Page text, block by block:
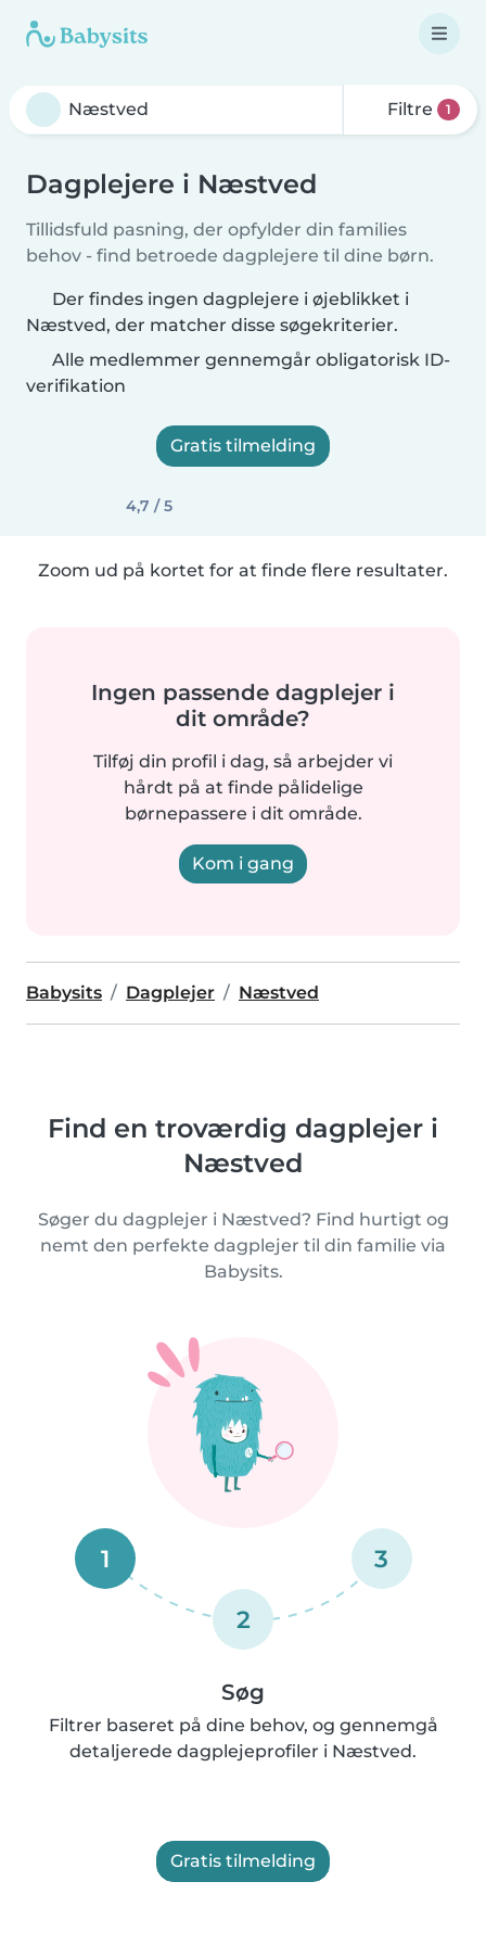
Filtre 1
Dagplejere i Næstved
Tillidsfuld pasning, der opfylder din families
behov - find betroede dagplejere til dine børn.
Der findes ingen dagplejere i øjeblikket i
Næstved, der matcher disse søgekriterier.
Alle medlemmer gennemgår obligatorisk ID-
verifikation
Gratis tilmelding
4,7 / 5
Zoom ud på kortet for at finde flere resultater.
Ingen passende dagplejer i
dit område?
Tilføj din profil i dag, så arbejder vi
hårdt på at finde pålidelige
børnepassere i dit område.
Kom i gang
Babysits Dagplejer Næstved
Find en troværdig dagplejer i
Næstved
Søger du dagplejer i Næstved? Find hurtigt og
nemt den perfekte dagplejer til din familie via
Babysits.
1
2
3
Søg
Filtrer baseret på dine behov, og gennemgå
detaljerede dagplejeprofiler i Næstved.
Gratis tilmelding